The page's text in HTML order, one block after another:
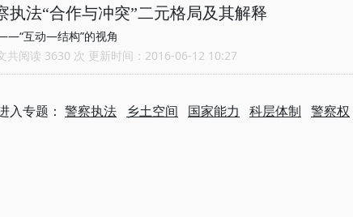
执法“合作与冲突”二元格局及其解释
互动—结构”的视角
共阅读 3630 次 更新时间：2016-06-12 10:27
入专题： 警察执法 乡土空间 国家能力 科层体制 警察权